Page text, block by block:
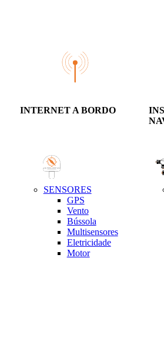
INTERNET A BORDO
SENSORES
GPS
Vento
Bússola
Multisensores
Eletricidade
Motor